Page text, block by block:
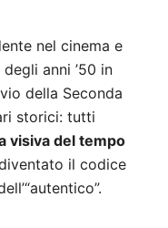
nel cinema e
anni ’50 in
della Seconda
storici: tutti
visiva del tempo
il codice